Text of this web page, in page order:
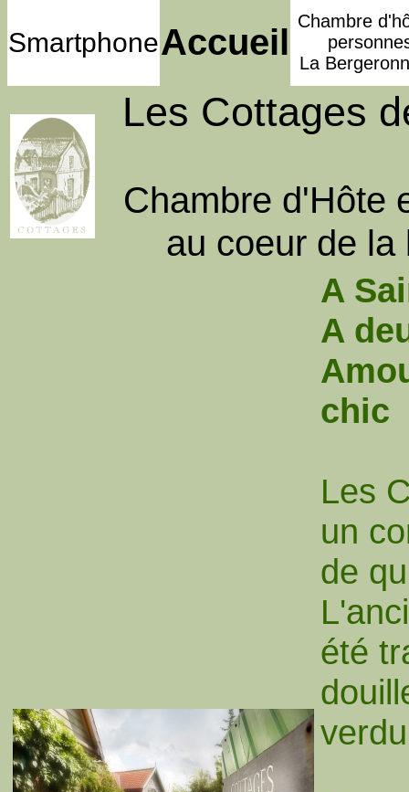
SmartphoneAccueil Chambre
La
Les Cottages
Chambre d'Hôte
au coeur de
A
A
chic
Les
un
de
été